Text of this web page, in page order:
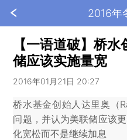
2016年
【一语道破】桥
储应该实施量宽
2016年01月21日 20:27
桥水基金创始人达里奥（
问题，并认为美联储应该
化宽松而不是继续加息